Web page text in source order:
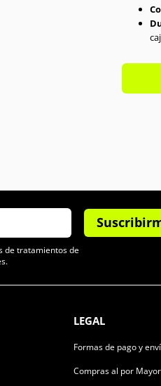
de tratamientos de
LEGAL
Formas de pago y
Compras al por Mayor